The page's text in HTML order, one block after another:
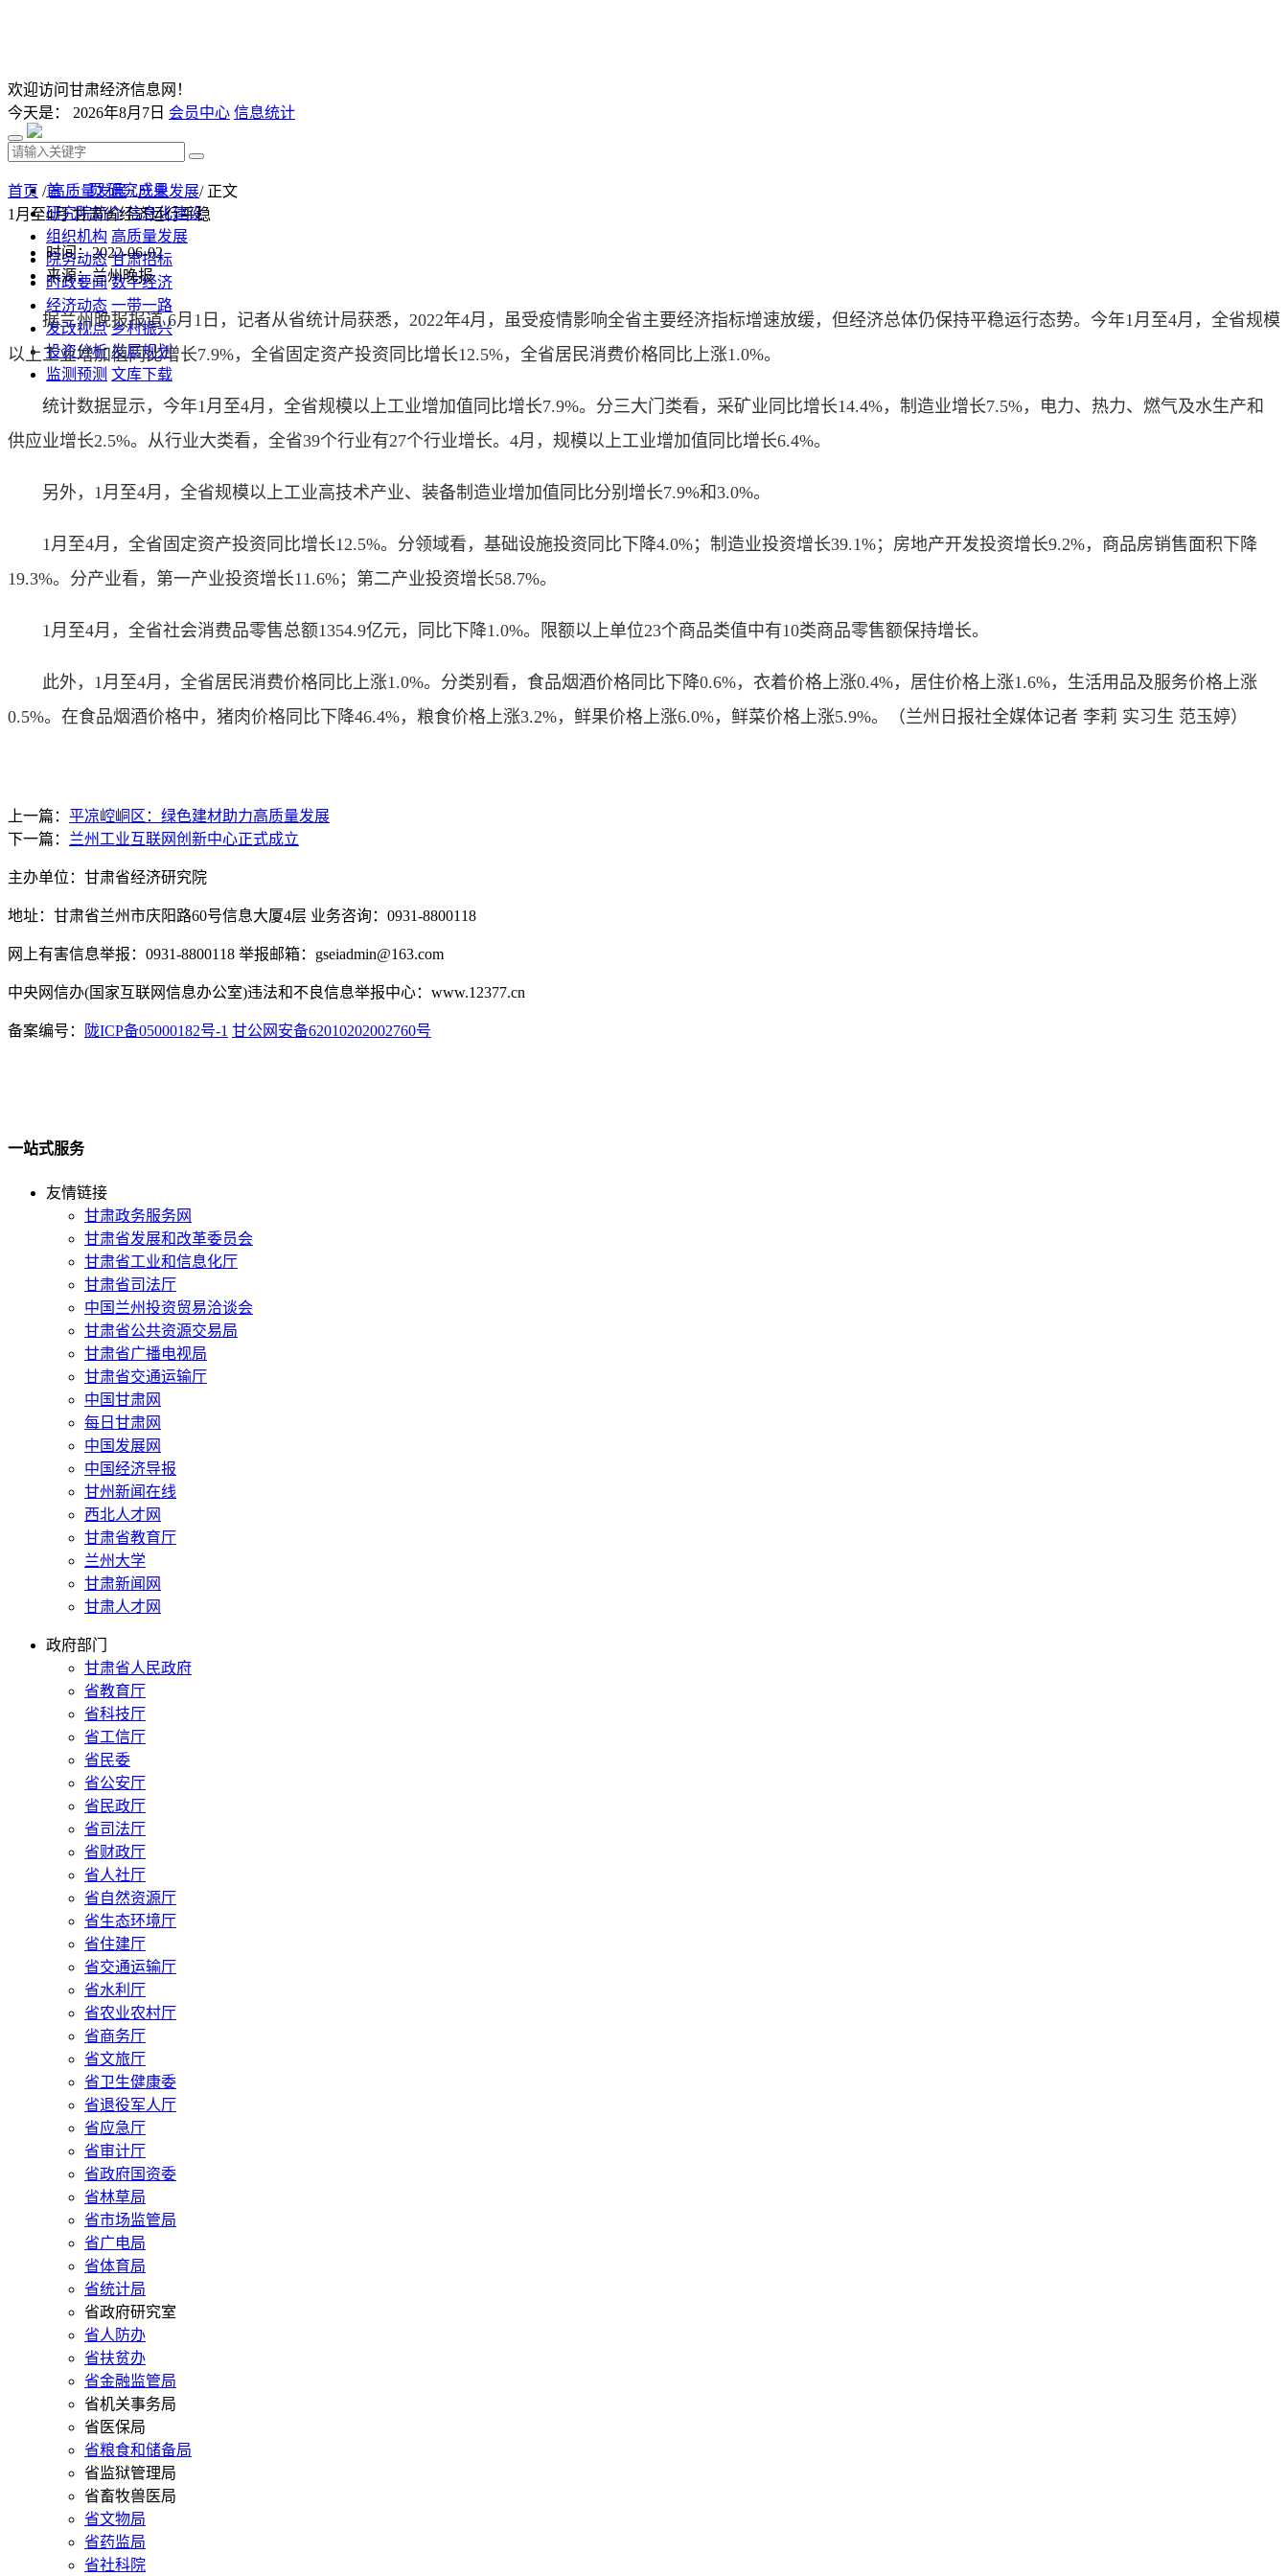
欢迎访问甘肃经济信息网！
今天是： 2026年8月7日 会员中心 信息统计
首 页 研究成果
研究院简介 信息化建设
组织机构 高质量发展
院务动态 甘肃招标
时政要闻 数字经济
经济动态 一带一路
发改视点 乡村振兴
投资分析 发展规划
监测预测 文库下载
首页 /高质量发展/产业发展/ 正文
1月至4月 甘肃省经济运行平稳
时间：2022-06-02
来源：兰州晚报
据兰州晚报报道 6月1日，记者从省统计局获悉，2022年4月，虽受疫情影响全省主要经济指标增速放缓，但经济总体仍保持平稳运行态势。今年1月至4月，全省规模
以上工业增加值同比增长7.9%，全省固定资产投资同比增长12.5%，全省居民消费价格同比上涨1.0%。
统计数据显示，今年1月至4月，全省规模以上工业增加值同比增长7.9%。分三大门类看，采矿业同比增长14.4%，制造业增长7.5%，电力、热力、燃气及水生产和
供应业增长2.5%。从行业大类看，全省39个行业有27个行业增长。4月，规模以上工业增加值同比增长6.4%。
另外，1月至4月，全省规模以上工业高技术产业、装备制造业增加值同比分别增长7.9%和3.0%。
1月至4月，全省固定资产投资同比增长12.5%。分领域看，基础设施投资同比下降4.0%；制造业投资增长39.1%；房地产开发投资增长9.2%，商品房销售面积下降
19.3%。分产业看，第一产业投资增长11.6%；第二产业投资增长58.7%。
1月至4月，全省社会消费品零售总额1354.9亿元，同比下降1.0%。限额以上单位23个商品类值中有10类商品零售额保持增长。
此外，1月至4月，全省居民消费价格同比上涨1.0%。分类别看，食品烟酒价格同比下降0.6%，衣着价格上涨0.4%，居住价格上涨1.6%，生活用品及服务价格上涨
0.5%。在食品烟酒价格中，猪肉价格同比下降46.4%，粮食价格上涨3.2%，鲜果价格上涨6.0%，鲜菜价格上涨5.9%。（兰州日报社全媒体记者 李莉 实习生 范玉婷）
上一篇： 平凉崆峒区：绿色建材助力高质量发展
下一篇： 兰州工业互联网创新中心正式成立
主办单位：甘肃省经济研究院
地址：甘肃省兰州市庆阳路60号信息大厦4层 业务咨询：0931-8800118
网上有害信息举报：0931-8800118 举报邮箱：gseiadmin@163.com
中央网信办(国家互联网信息办公室)违法和不良信息举报中心：www.12377.cn
备案编号： 陇ICP备05000182号-1 甘公网安备62010202002760号
一站式服务
友情链接
甘肃政务服务网
甘肃省发展和改革委员会
甘肃省工业和信息化厅
甘肃省司法厅
中国兰州投资贸易洽谈会
甘肃省公共资源交易局
甘肃省广播电视局
甘肃省交通运输厅
中国甘肃网
每日甘肃网
中国发展网
中国经济导报
甘州新闻在线
西北人才网
甘肃省教育厅
兰州大学
甘肃新闻网
甘肃人才网
政府部门
甘肃省人民政府
省教育厅
省科技厅
省工信厅
省民委
省公安厅
省民政厅
省司法厅
省财政厅
省人社厅
省自然资源厅
省生态环境厅
省住建厅
省交通运输厅
省水利厅
省农业农村厅
省商务厅
省文旅厅
省卫生健康委
省退役军人厅
省应急厅
省审计厅
省政府国资委
省林草局
省市场监管局
省广电局
省体育局
省统计局
省政府研究室
省人防办
省扶贫办
省金融监管局
省机关事务局
省医保局
省粮食和储备局
省监狱管理局
省畜牧兽医局
省文物局
省药监局
省社科院